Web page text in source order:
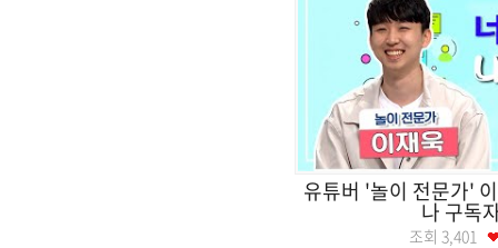
유튜버 '놀이 전문가'
나 구독
조회 3,401